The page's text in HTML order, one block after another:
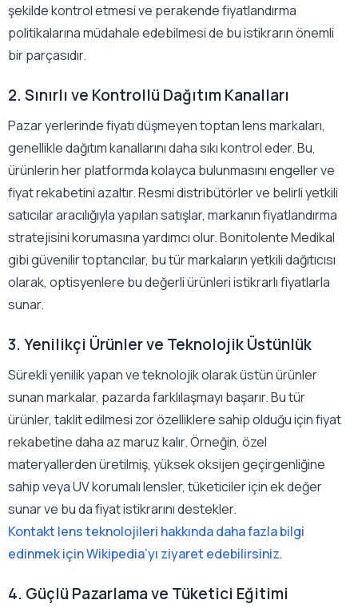
şekilde kontrol etmesi ve perakende fiyatlandırma
politikalarına müdahale edebilmesi de bu istikrarın önemli
bir parçasıdır.
2. Sınırlı ve Kontrollü Dağıtım Kanalları
Pazar yerlerinde fiyatı düşmeyen toptan lens markaları,
genellikle dağıtım kanallarını daha sıkı kontrol eder. Bu,
ürünlerin her platformda kolayca bulunmasını engeller ve
fiyat rekabetini azaltır. Resmi distribütörler ve belirli yetkili
satıcılar aracılığıyla yapılan satışlar, markanın fiyatlandırma
stratejisini korumasına yardımcı olur. Bonitolente Medikal
gibi güvenilir toptancılar, bu tür markaların yetkili dağıtıcısı
olarak, optisyenlere bu değerli ürünleri istikrarlı fiyatlarla
sunar.
3. Yenilikçi Ürünler ve Teknolojik Üstünlük
Sürekli yenilik yapan ve teknolojik olarak üstün ürünler
sunan markalar, pazarda farklılaşmayı başarır. Bu tür
ürünler, taklit edilmesi zor özelliklere sahip olduğu için fiyat
rekabetine daha az maruz kalır. Örneğin, özel
materyallerden üretilmiş, yüksek oksijen geçirgenliğine
sahip veya UV korumalı lensler, tüketiciler için ek değer
sunar ve bu da fiyat istikrarını destekler.
Kontakt lens teknolojileri hakkında daha fazla bilgi
edinmek için Wikipedia’yı ziyaret edebilirsiniz.
4. Güçlü Pazarlama ve Tüketici Eğitimi